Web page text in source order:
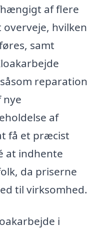
af flere
hvilken
samt
reparation
nye
af
få et præcist
at indhente
da priserne
til virksomhed.
i